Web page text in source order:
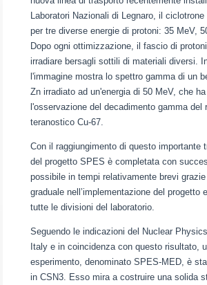
Laboratori Nazionali di Legnaro, il
per tre diverse energie di protoni: 35 MeV,
Dopo ogni ottimizzazione, il fascio di
irradiare bersagli sottili di materiali diversi.
l'immagine mostra lo spettro gamma di un
Zn irradiato ad un'energia di 50 MeV, che
l'osservazione del decadimento gamma del
teranostico Cu-67.
Con il raggiungimento di questo importante
del progetto SPES è completata con
possibile in tempi relativamente brevi grazie
graduale nell’implementazione del progetto
tutte le divisioni del laboratorio.
Seguendo le indicazioni del Nuclear
Italy e in coincidenza con questo risultato,
esperimento, denominato SPES-MED, è
in CSN3. Esso mira a costruire una solida